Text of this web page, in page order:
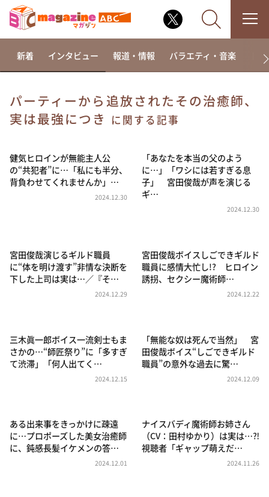
なるみ・岡村の過ぎるTV
これ余談なんですけど・・・
～人生密着トークバラエティ！～ やすとものいたっ
て真剣です
（news おかえり）
DAIGOも台所 ～きょうの献立 何にする？～
本日はダイアンなり！シーズン２
教えて！ニュースライブ 正義のミカタ
ＬＩＦＥ～夢のカタチ～
新婚さんいらっしゃい！
ザキ山小屋本館
ぺこぱのまるスポ
新着 インタビュー 報道・情報 バラエティ・音楽 ド
パーティーから追放されたその治癒師、
実は最強につき
に関する記事
健気ヒロインが無能主人公
の“共犯者”に…「私にも半分、
背負わせてくれませんか」…
2024.12.30
「あなたを本当の父のよう
に…」「ワシには若すぎる息
子」 宮田俊哉が声を演じる
ギ…
2024.12.30
宮田俊哉演じるギルド職員
に“体を明け渡す”非情な決断を
下した上司は実は…／『そ…
2024.12.29
宮田俊哉ボイスしごできギルド
職員に感情大忙し!? ヒロイン
誘拐、セクシー魔術師…
2024.12.22
三木眞一郎ボイス一流剣士もま
さかの…“師匠祭り”に「多すぎ
て渋滞」「何人出てく…
2024.12.15
「無能な奴は死んで当然」 宮
田俊哉ボイス“しごできギルド
職員”の意外な過去に驚…
2024.12.09
ある出来事をきっかけに疎遠
に…プロポーズした美女治癒師
に、鈍感長髪イケメンの答…
2024.12.01
ナイスバディ魔術師お姉さん
（CV：田村ゆかり）は実は…⁈
視聴者「ギャップ萌えだ…
2024.11.26